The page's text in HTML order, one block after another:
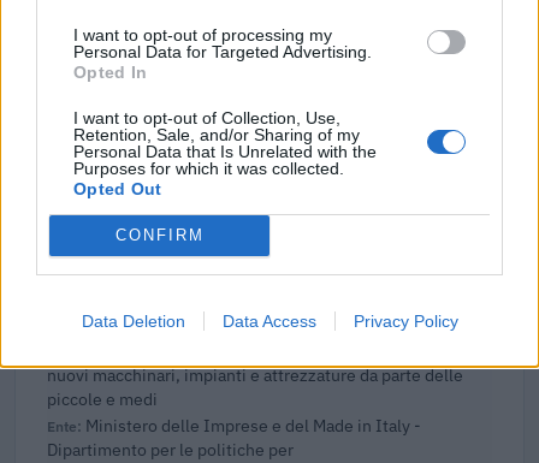
I want to opt-out of processing my
Personal Data for Targeted Advertising.
Opted In
I want to opt-out of Collection, Use,
Retention, Sale, and/or Sharing of my
Personal Data that Is Unrelated with the
Purposes for which it was collected.
Opted Out
CONFIRM
Data Deletion Data Access Privacy Policy
Fonte:OpenCoesione(Open Data, licenza CC BY 4.0). Ogni progetto e'
verificabile sul portale OpenCoesione. Dati aggiornati al 2026-08-02.
Aiuti di Stato e contributi pubblici
Tour Ronde Srl risulta beneficiaria di 44 aiuti o contributi
pubblici per un totale di almeno 3.547.198 euro (2020–
2025).
2025-04-08
nuovi macchinari, impianti e attrezzature da parte delle
piccole e medi
Ministero delle Imprese e del Made in Italy -
Dipartimento per le politiche per